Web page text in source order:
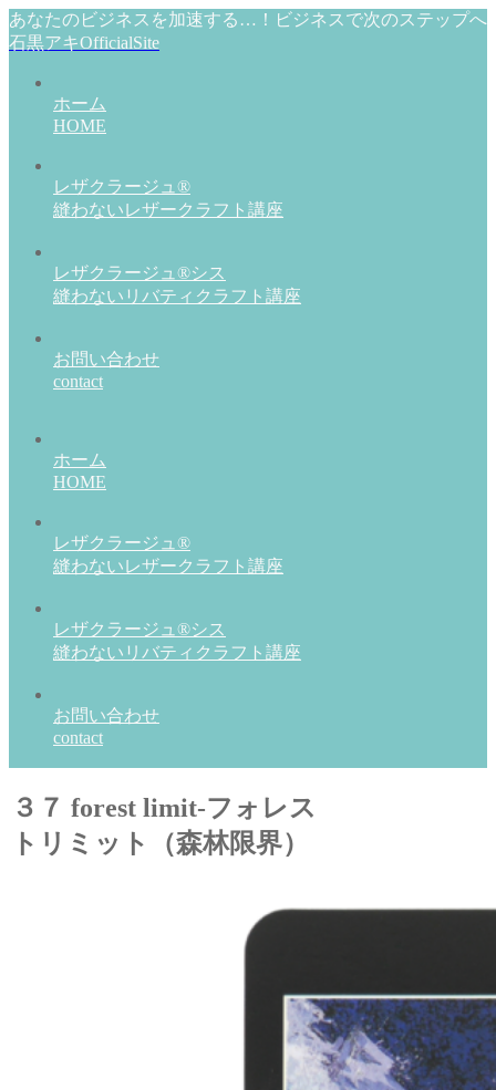
あなたのビジネスを加速する…！ビジネスで次のステップへ
石黒アキOfficialSite
ホーム
HOME
レザクラージュ®
縫わないレザークラフト講座
レザクラージュ®シス
縫わないリバティクラフト講座
お問い合わせ
contact
ホーム
HOME
レザクラージュ®
縫わないレザークラフト講座
レザクラージュ®シス
縫わないリバティクラフト講座
お問い合わせ
contact
３７ forest limit-フォレス
トリミット（森林限界）